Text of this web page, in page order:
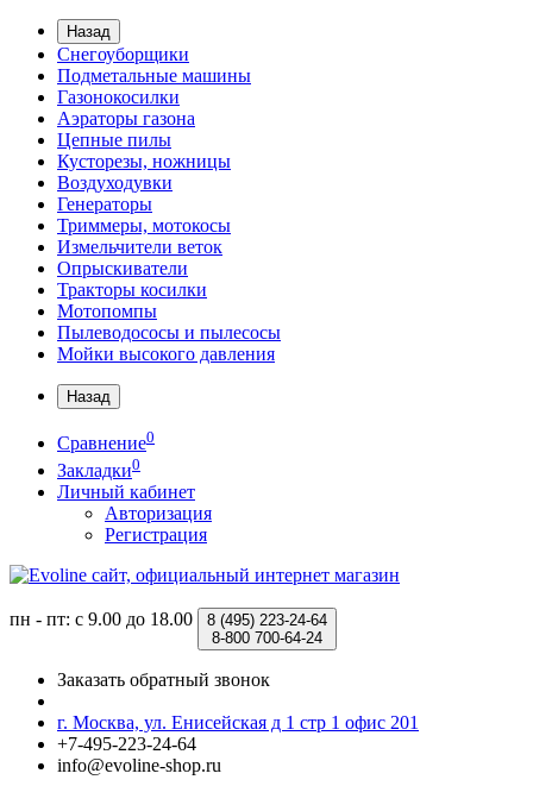
Назад
Снегоуборщики
Подметальные машины
Газонокосилки
Аэраторы газона
Цепные пилы
Кусторезы, ножницы
Воздуходувки
Генераторы
Триммеры, мотокосы
Измельчители веток
Опрыскиватели
Тракторы косилки
Мотопомпы
Пылеводососы и пылесосы
Мойки высокого давления
Назад
Сравнение0
Закладки0
Личный кабинет
Авторизация
Регистрация
пн - пт: с 9.00 до 18.00 8 (495) 223-24-64
8-800 700-64-24
Заказать обратный звонок
г. Москва, ул. Енисейская д 1 стр 1 офис 201
+7-495-223-24-64
info@evoline-shop.ru